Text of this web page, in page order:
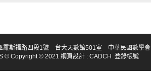
羅斯福路四段1號 台大天數館501室 中華民國數學
© Copyright © 2021 網頁設計 : CADCH 登錄帳號